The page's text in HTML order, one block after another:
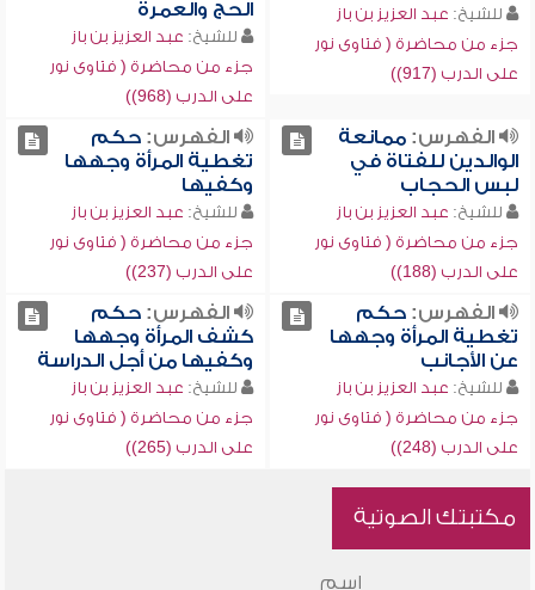
للشيخ: عبد العزيز بن باز
جزء من محاضرة ( فتاوى نور
على الدرب (917))
الحج والعمرة
للشيخ: عبد العزيز بن باز
جزء من محاضرة ( فتاوى نور
على الدرب (968))
الفهرس:ممانعة
الوالدين للفتاة في
لبس الحجاب
للشيخ: عبد العزيز بن باز
جزء من محاضرة ( فتاوى نور
على الدرب (188))
الفهرس:حكم
تغطية المرأة وجهها
وكفيها
للشيخ: عبد العزيز بن باز
جزء من محاضرة ( فتاوى نور
على الدرب (237))
الفهرس:حكم
تغطية المرأة وجهها
عن الأجانب
للشيخ: عبد العزيز بن باز
جزء من محاضرة ( فتاوى نور
على الدرب (248))
الفهرس:حكم
كشف المرأة وجهها
وكفيها من أجل الدراسة
للشيخ: عبد العزيز بن باز
جزء من محاضرة ( فتاوى نور
على الدرب (265))
مكتبتك الصوتية
اسم